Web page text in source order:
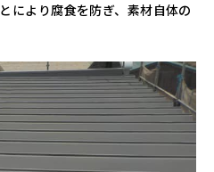
により腐食を防ぎ、素材自体の